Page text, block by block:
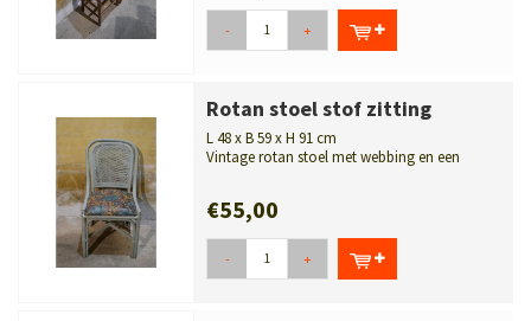
- +
Rotan stoel stof zitting
L 48 x B 59 x H 91 cm
Vintage rotan stoel met webbing en een
€55,00
- +